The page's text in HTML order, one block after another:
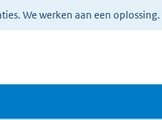
We werken aan een